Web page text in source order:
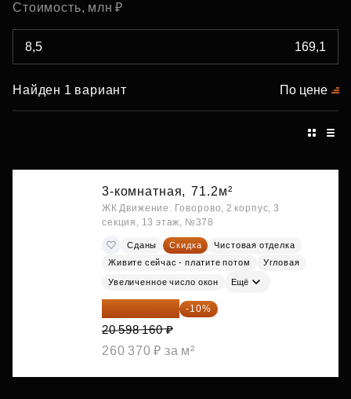
Стоимость, млн ₽
Найден 1 вариант По цене
3-комнатная, 71.2м²
ЖК Движение. Говорово, 2 корпус, 3
секция, 13 этаж, №378
Сданы Скидка
Чистовая отделка
Живите сейчас - платите потом
Угловая
Увеличенное число окон Ещё
18 538 344 ₽ -10%
20 598 160 ₽
260 370 ₽ за м²